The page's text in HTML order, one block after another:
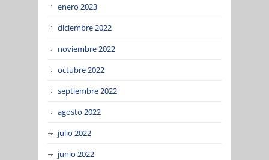
enero 2023
diciembre 2022
noviembre 2022
octubre 2022
septiembre 2022
agosto 2022
julio 2022
junio 2022